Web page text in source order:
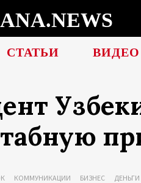
СТАТЬИ ВИДЕО
КОММУНИКАЦИИ БИЗНЕС ДЕНЬГИ